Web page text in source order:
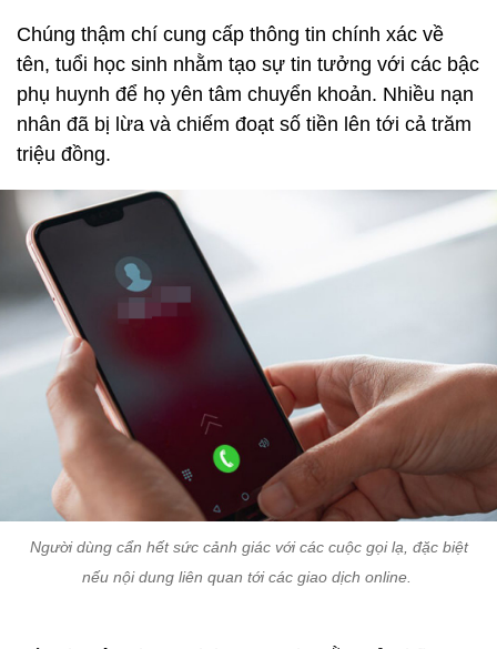
Chúng thậm chí cung cấp thông tin chính xác về
tên, tuổi học sinh nhằm tạo sự tin tưởng với các bậc
phụ huynh để họ yên tâm chuyển khoản. Nhiều nạn
nhân đã bị lừa và chiếm đoạt số tiền lên tới cả trăm
triệu đồng.
Người dùng cẩn hết sức cảnh giác với các cuộc gọi lạ, đặc biệt
nếu nội dung liên quan tới các giao dịch online.